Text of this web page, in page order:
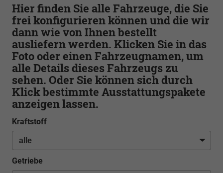
Hier finden Sie alle Fahrzeuge, die Sie
frei konfigurieren können und die wir
dann wie von Ihnen bestellt
ausliefern werden. Klicken Sie in das
Foto oder einen Fahrzeugnamen, um
alle Details dieses Fahrzeugs zu
sehen. Oder Sie können sich durch
Klick bestimmte Ausstattungspakete
anzeigen lassen.
Kraftstoff
Getriebe